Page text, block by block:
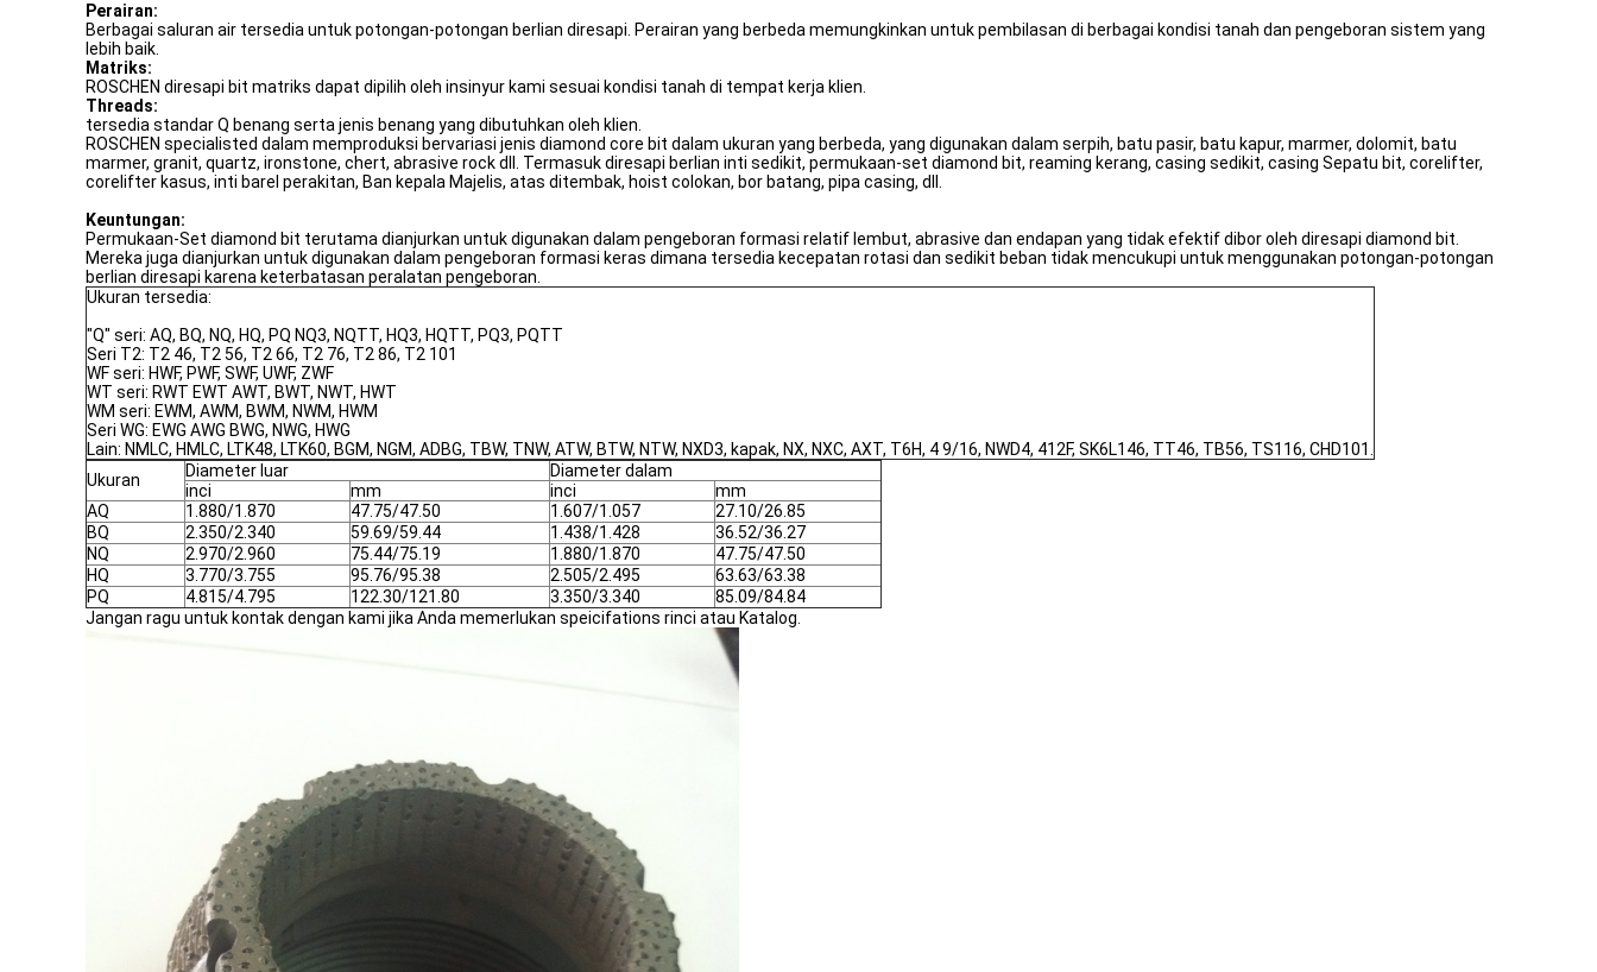
Perairan:
Berbagai saluran air tersedia untuk potongan-potongan berlian diresapi. Perairan yang berbeda memungkinkan untuk pembilasan di berbagai kondisi tanah dan pengeboran sistem yang
lebih baik.
Matriks:
ROSCHEN diresapi bit matriks dapat dipilih oleh insinyur kami sesuai kondisi tanah di tempat kerja klien.
Threads:
tersedia standar Q benang serta jenis benang yang dibutuhkan oleh klien.
ROSCHEN specialisted dalam memproduksi bervariasi jenis diamond core bit dalam ukuran yang berbeda, yang digunakan dalam serpih, batu pasir, batu kapur, marmer, dolomit, batu
marmer, granit, quartz, ironstone, chert, abrasive rock dll. Termasuk diresapi berlian inti sedikit, permukaan-set diamond bit, reaming kerang, casing sedikit, casing Sepatu bit, corelifter,
corelifter kasus, inti barel perakitan, Ban kepala Majelis, atas ditembak, hoist colokan, bor batang, pipa casing, dll.
Keuntungan:
Permukaan-Set diamond bit terutama dianjurkan untuk digunakan dalam pengeboran formasi relatif lembut, abrasive dan endapan yang tidak efektif dibor oleh diresapi diamond bit.
Mereka juga dianjurkan untuk digunakan dalam pengeboran formasi keras dimana tersedia kecepatan rotasi dan sedikit beban tidak mencukupi untuk menggunakan potongan-potongan
berlian diresapi karena keterbatasan peralatan pengeboran.
Ukuran tersedia:
"Q" seri: AQ, BQ, NQ, HQ, PQ NQ3, NQTT, HQ3, HQTT, PQ3, PQTT
Seri T2: T2 46, T2 56, T2 66, T2 76, T2 86, T2 101
WF seri: HWF, PWF, SWF, UWF, ZWF
WT seri: RWT EWT AWT, BWT, NWT, HWT
WM seri: EWM, AWM, BWM, NWM, HWM
Seri WG: EWG AWG BWG, NWG, HWG
Lain: NMLC, HMLC, LTK48, LTK60, BGM, NGM, ADBG, TBW, TNW, ATW, BTW, NTW, NXD3, kapak, NX, NXC, AXT, T6H, 4 9/16, NWD4, 412F, SK6L146, TT46, TB56, TS116, CHD101.
Ukuran
Diameter luar
Diameter dalam
inci
mm inci
mm
AQ
1.880/1.870 47.75/47.50 1.607/1.057
27.10/26.85
BQ
2.350/2.340 59.69/59.44 1.438/1.428
36.52/36.27
NQ
2.970/2.960 75.44/75.19 1.880/1.870
47.75/47.50
HQ
3.770/3.755 95.76/95.38 2.505/2.495
63.63/63.38
PQ
4.815/4.795 122.30/121.80 3.350/3.340
85.09/84.84
Jangan ragu untuk kontak dengan kami jika Anda memerlukan speicifations rinci atau Katalog.